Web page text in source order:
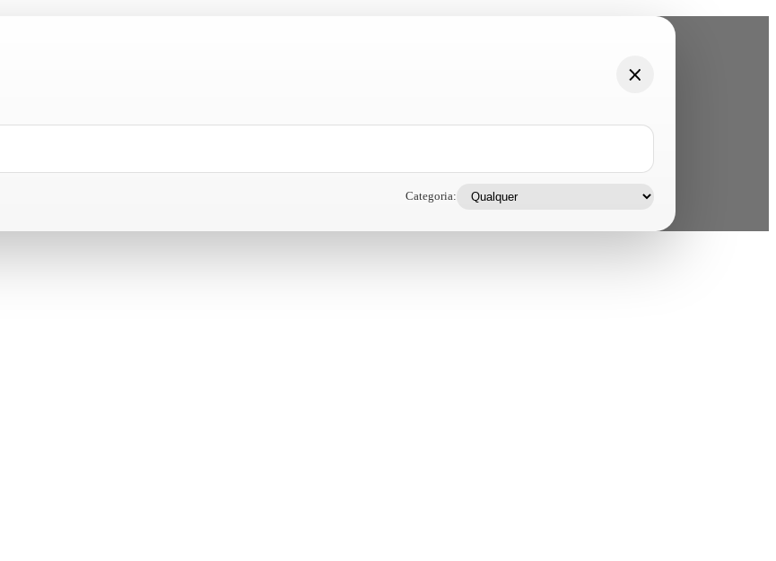
Categoria: